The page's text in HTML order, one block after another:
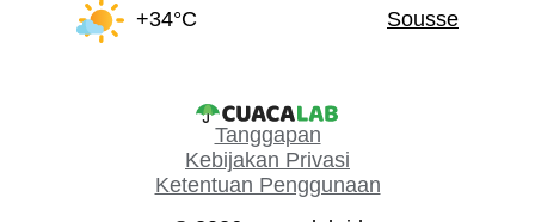
+34°C
Sousse
Tanggapan
Kebijakan Privasi
Ketentuan Penggunaan